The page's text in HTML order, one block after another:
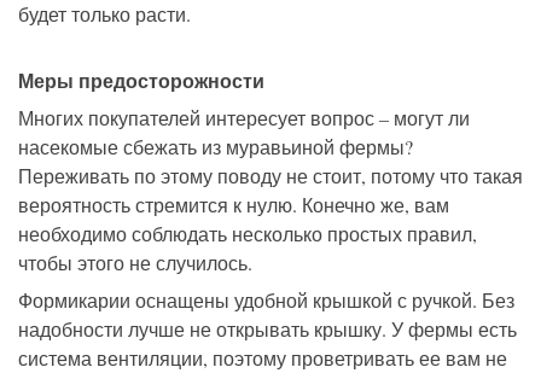
будет только расти.
Меры предосторожности
Многих покупателей интересует вопрос – могут ли
насекомые сбежать из муравьиной фермы?
Переживать по этому поводу не стоит, потому что такая
вероятность стремится к нулю. Конечно же, вам
необходимо соблюдать несколько простых правил,
чтобы этого не случилось.
Формикарии оснащены удобной крышкой с ручкой. Без
надобности лучше не открывать крышку. У фермы есть
система вентиляции, поэтому проветривать ее вам не